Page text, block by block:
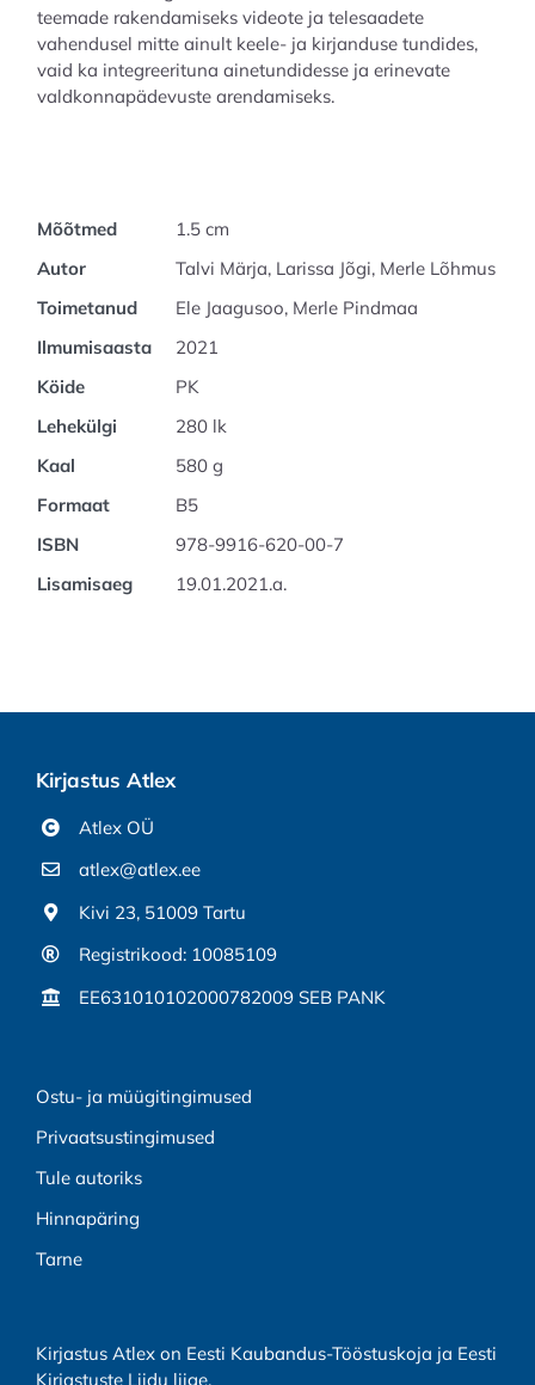
teemade rakendamiseks videote ja telesaadete
vahendusel mitte ainult keele- ja kirjanduse tundides,
vaid ka integreerituna ainetundidesse ja erinevate
valdkonnapädevuste arendamiseks.
Mõõtmed
1.5 cm
Autor
Talvi Märja, Larissa Jõgi, Merle Lõhmus
Toimetanud
Ele Jaagusoo, Merle Pindmaa
Ilmumisaasta
2021
Köide
PK
Lehekülgi
280 lk
Kaal
580 g
Formaat
B5
ISBN
978-9916-620-00-7
Lisamisaeg
19.01.2021.a.
Kirjastus Atlex
Atlex OÜ
atlex@atlex.ee
Kivi 23, 51009 Tartu
Registrikood: 10085109
EE631010102000782009 SEB PANK
Ostu- ja müügitingimused
Privaatsustingimused
Tule autoriks
Hinnapäring
Tarne
Kirjastus Atlex on Eesti Kaubandus-Tööstuskoja ja Eesti
Kirjastuste Liidu liige.